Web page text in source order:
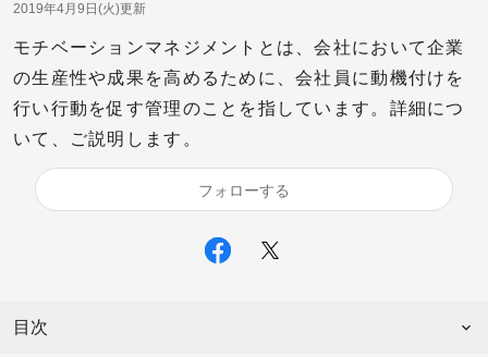
2019年4月9日(火)更新
モチベーションマネジメントとは、会社において企業
の生産性や成果を高めるために、会社員に動機付けを
行い行動を促す管理のことを指しています。詳細につ
いて、ご説明します。
フォローする
目次